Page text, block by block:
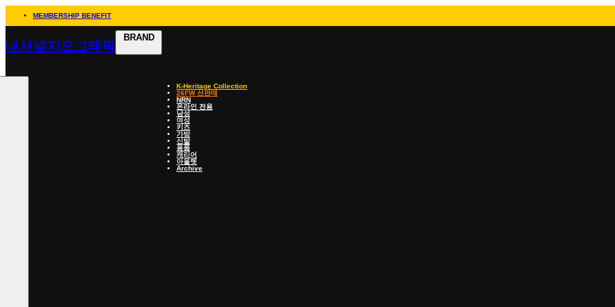
MEMBERSHIP BENEFIT
내셔널지오그래픽
BRAND
K-Heritage Collection
26FW 선판매
NRN
온라인 전용
남성
여성
키즈
가방
신발
용품
캐리어
아울렛
Archive